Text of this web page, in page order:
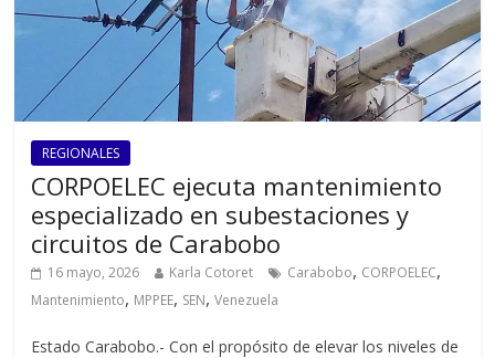
REGIONALES
CORPOELEC ejecuta mantenimiento
especializado en subestaciones y
circuitos de Carabobo
16 mayo, 2026 Karla Cotoret Carabobo, CORPOELEC,
Mantenimiento, MPPEE, SEN,Venezuela
Estado Carabobo.- Con el propósito de elevar los niveles de